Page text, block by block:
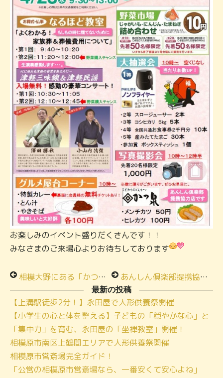
お楽しみのイベント盛りだくさんです！！
みなさまのご来場心よりお待ちしております
相模大野にある「かつまさ」が提携協力店に！ あんしん倶楽部提携協力店新店舗追加！
最新の投稿
【上溝駅徒歩2分！】永田屋で人形供養祭開催
【小学生の心と体を整える】子どもの「穏やかな心」と
「集中力」を育む、永田屋の「坐禅教室」開催！
相模原市南区上鶴間エリアで人形供養祭開催
相模原市営斎場完全ガイド！
「公営の相模原市営斎場なら、一番安くて安心よね」